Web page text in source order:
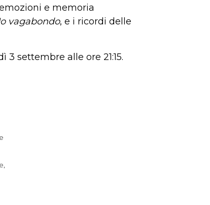
e memoria
vagabondo, e i ricordi delle
3 settembre alle ore 21:15.
,